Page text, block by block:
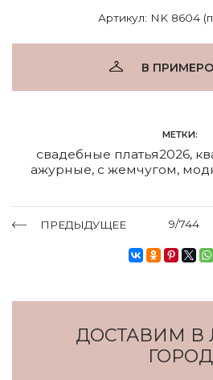
Артикул: NK 8604
В
МЕТКИ:
свадебные платья2026,
ажурные, с жемчугом,
ПРЕДЫДУЩЕЕ 9/744
ДОСТАВИМ В
ГОРОД